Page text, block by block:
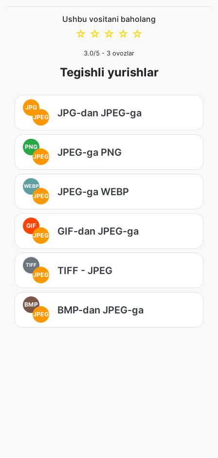
Ushbu vositani baholang
☆
☆
☆
☆
☆
3.0/5 - 3 ovozlar
Tegishli yurishlar
JPG
JPEG
JPG-dan JPEG-ga
PNG
JPEG
JPEG-ga PNG
WEBP
JPEG JPEG-ga WEBP
GIF
JPEG
GIF-dan JPEG-ga
TIFF
JPEG TIFF - JPEG
BMP
JPEG
BMP-dan JPEG-ga